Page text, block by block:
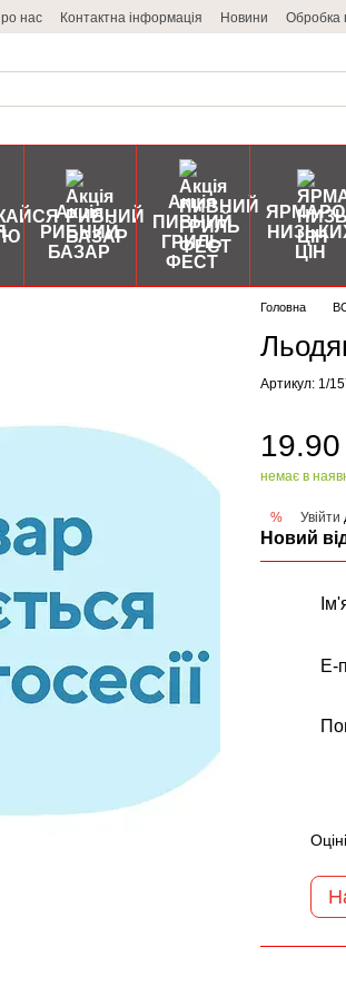
нас Контактна інформація Новини Обробка
Акція
РИБНИЙ
БАЗАР
Акція
ПИВНИЙ
ГРИЛЬ
ФЕСТ
ЦІН
Головна
Артикул: 1/
немає в
% Увійти
Новий